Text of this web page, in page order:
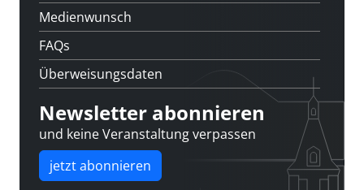
Medienwunsch
FAQs
Überweisungsdaten
Newsletter abonnieren
und keine Veranstaltung verpassen
jetzt abonnieren